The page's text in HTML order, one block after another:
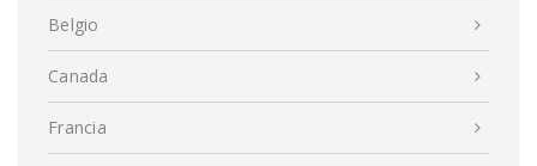
Belgio
Canada
Francia